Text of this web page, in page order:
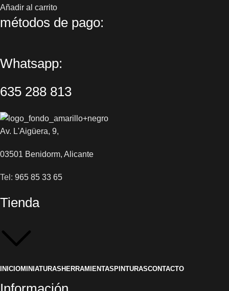
Añadir al carrito
métodos de pago:
Whatsapp:
635 288 813
Av. L'Aigüera, 9,
03501 Benidorm, Alicante
Tel: 965 85 33 65
Tienda
INICIOMINIATURASHERRAMIENTASPINTURASCONTACTO